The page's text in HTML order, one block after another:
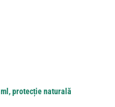
protecție naturală